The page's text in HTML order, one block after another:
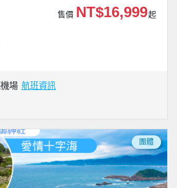
售價 NT$16,999起
場 航班資訊
團體